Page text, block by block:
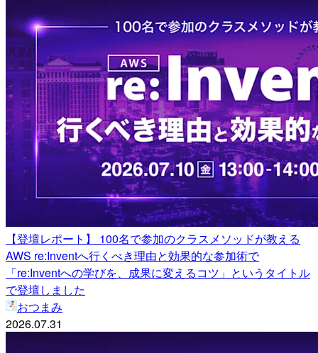
【登壇レポート】 100名で参加のクラスメソッドが教える
AWS re:Inventへ行くべき理由と効果的な参加術で
「re:Inventへの学びを、成果に変えるコツ」というタイトル
で登壇しました
おつまみ
2026.07.31